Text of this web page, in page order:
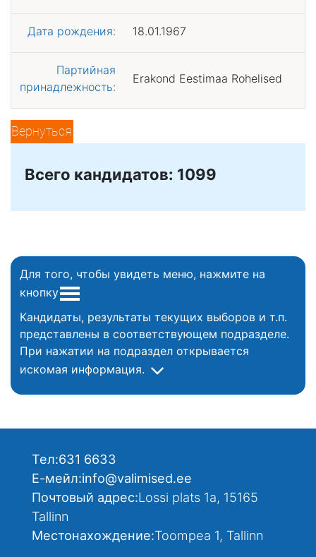
Дата рождения: 18.01.1967
Партийная
принадлежность:
Erakond Eestimaa Rohelised
Вернуться
Всего кандидатов: 1099
Для того, чтобы увидеть меню, нажмите на
кнопку
Кандидаты, результаты текущих выборов и т.п.
представлены в соответствующем подразделе.
При нажатии на подраздел открывается
искомая информация.
Тел:631 6633
Е-мейл:info@valimised.ee
Почтовый адрес:Lossi plats 1a, 15165
Tallinn
Местонахождение:Toompea 1, Tallinn